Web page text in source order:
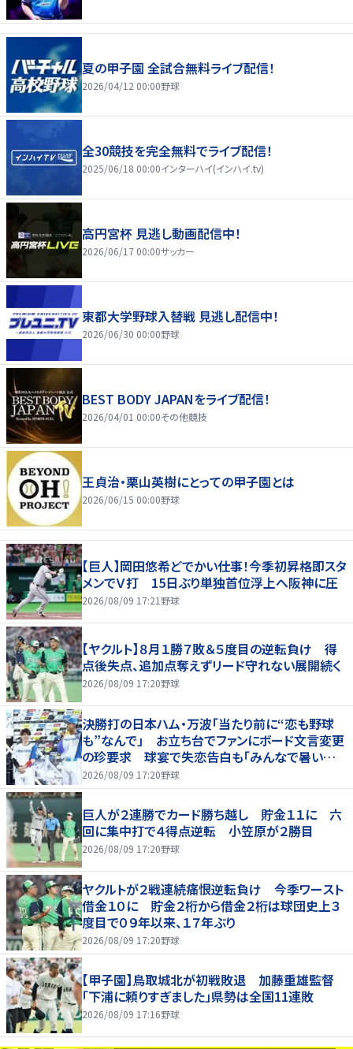
夏の甲子園 全試合無料ライブ配信！
2026/04/12 00:00野球
全30競技を完全無料でライブ配信！
2025/06/18 00:00インターハイ(インハイ.tv)
高円宮杯 見逃し動画配信中！
2026/06/17 00:00サッカー
東都大学野球入替戦 見逃し配信中！
2026/06/30 00:00野球
BEST BODY JAPANをライブ配信！
2026/04/01 00:00その他競技
王貞治・栗山英樹にとっての甲子園とは
2026/06/15 00:00野球
【巨人】岡田悠希どでかい仕事！今季初昇格即スタ
メンでＶ打 15日ぶり単独首位浮上へ阪神に圧
2026/08/09 17:21 野球
【ヤクルト】８月１勝７敗＆５度目の逆転負け 得
点後失点、追加点奪えずリード守れない展開続く
2026/08/09 17:20野球
決勝打の日本ハム・万波「当たり前に“恋も野球
も”なんで」 お立ち台でファンにボード文言変更
の珍要求 球宴で失恋告白も「みんなで暑い夏
にしましょう！」
2026/08/09 17:20野球
巨人が２連勝でカード勝ち越し 貯金１１に 六
回に集中打で４得点逆転 小笠原が２勝目
2026/08/09 17:20野球
ヤクルトが２戦連続痛恨逆転負け 今季ワースト
借金１０に 貯金２桁から借金２桁は球団史上３
度目で０９年以来、１７年ぶり
2026/08/09 17:20野球
【甲子園】鳥取城北が初戦敗退 加藤重雄監督
「下浦に頼りすぎました」県勢は全国11連敗
2026/08/09 17:16野球